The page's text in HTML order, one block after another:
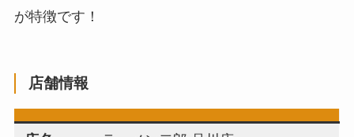
が特徴です！
店舗情報